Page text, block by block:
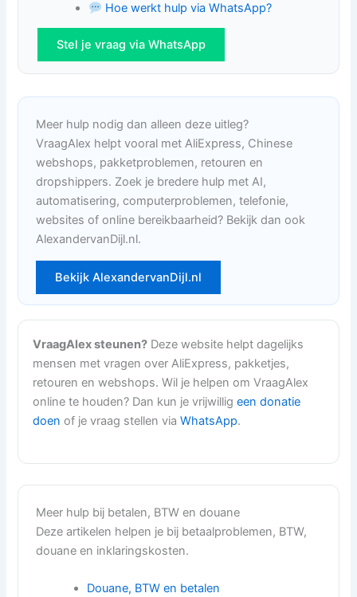
Hoe werkt hulp via WhatsApp?
Stel je vraag via WhatsApp
Meer hulp nodig dan alleen deze uitleg?
VraagAlex helpt vooral met AliExpress, Chinese
webshops, pakketproblemen, retouren en
dropshippers. Zoek je bredere hulp met AI,
automatisering, computerproblemen, telefonie,
websites of online bereikbaarheid? Bekijk dan ook
AlexandervanDijl.nl.
Bekijk AlexandervanDijl.nl
VraagAlex steunen? Deze website helpt dagelijks
mensen met vragen over AliExpress, pakketjes,
retouren en webshops. Wil je helpen om VraagAlex
online te houden? Dan kun je vrijwilligeen donatie
doen of je vraag stellen viaWhatsApp.
Meer hulp bij betalen, BTW en douane
Deze artikelen helpen je bij betaalproblemen, BTW,
douane en inklaringskosten.
Douane, BTW en betalen